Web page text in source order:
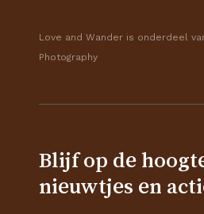
Love and Wander is onderdeel
Photography
Blijf op de
nieuwtjes en